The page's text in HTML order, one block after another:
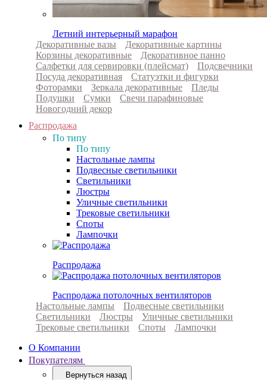
Летний интерьерный марафон
Декоративные вазы
Декоративные картины
Корзины декоративные
Декоративное панно
Салфетки для сервировки (плейсмат)
Подсвечники
Посуда декоративная
Статуэтки и фигурки
Фоторамки
Зеркала декоративные
Пледы
Подушки
Сумки
Свечи парафиновые
Новогодний декор
Распродажа
По типу
По типу
Настольные лампы
Подвесные светильники
Светильники
Люстры
Уличные светильники
Трековые светильники
Споты
Лампочки
Распродажа
Распродажа потолочных вентиляторов
Настольные лампы
Подвесные светильники
Светильники
Люстры
Уличные светильники
Трековые светильники
Споты
Лампочки
О Компании
Покупателям
Вернуться назад